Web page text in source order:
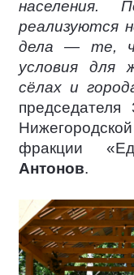
населения.
реализуются
дела — те,
условия для
сёлах и
председателя
фракции
Антонов.